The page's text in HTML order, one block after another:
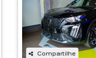
Compartilhe